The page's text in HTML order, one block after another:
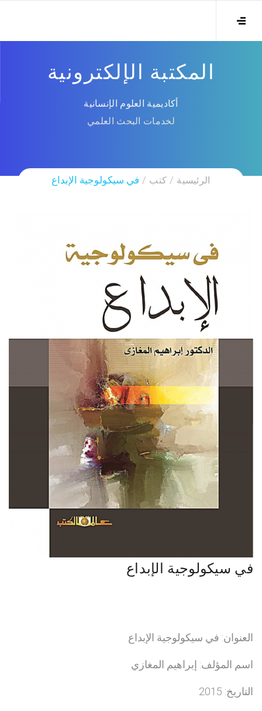
المكتبة الإلكترونية
أكاديمية العلوم الإنسانية
لخدمات البحث العلمي
الرئيسية كتب في سيكولوجية الإبداع
في سيكولوجية الإبداع
العنوان: في سيكولوجية الإبداع
اسم المؤلف: إبراهيم المغازي
التاريخ: 2015